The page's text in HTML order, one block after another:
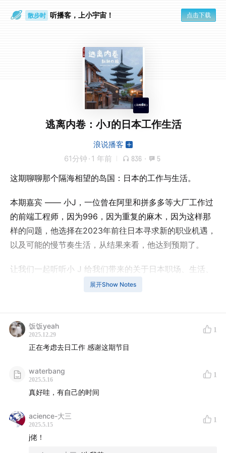
散步时 听播客，上小宇宙！ 点击下载
逃离内卷：小J的日本工作生活
浪说播客
61分钟 · 1 年前 836 · 5
这期聊聊那个隔海相望的岛国：日本的工作与生活。
本期嘉宾 —— 小J，一位曾在阿里和拼多多等大厂工作过
的前端工程师，因为996，因为重复的麻木，因为这样那
样的问题，他选择在2023年前往日本寻求新的职业机遇，
以及可能的慢节奏生活，从结果来看，他达到预期了。
让我们一起听听小 J 给我们带来的关于日本职场、生活、
IT 技术各方面的见解与建议，剖丝抽茧看看那些若非亲身
timeline
00:08 从高收入公司辞职：追求财富与生活平衡的抉择
从国内到日本工作：心态转变与生活平衡
05:26 在日本工作两年后的目标达成与生活体验
日本职场的截然不同的员工文化与社团制度
展开Show Notes
饭饭yeah
2025.12.29
1
正在考虑去日工作 感谢这期节目
waterbang
2025.5.16
1
真好哇，有自己的时间
acience-大三
2025.5.15
1
j佬！